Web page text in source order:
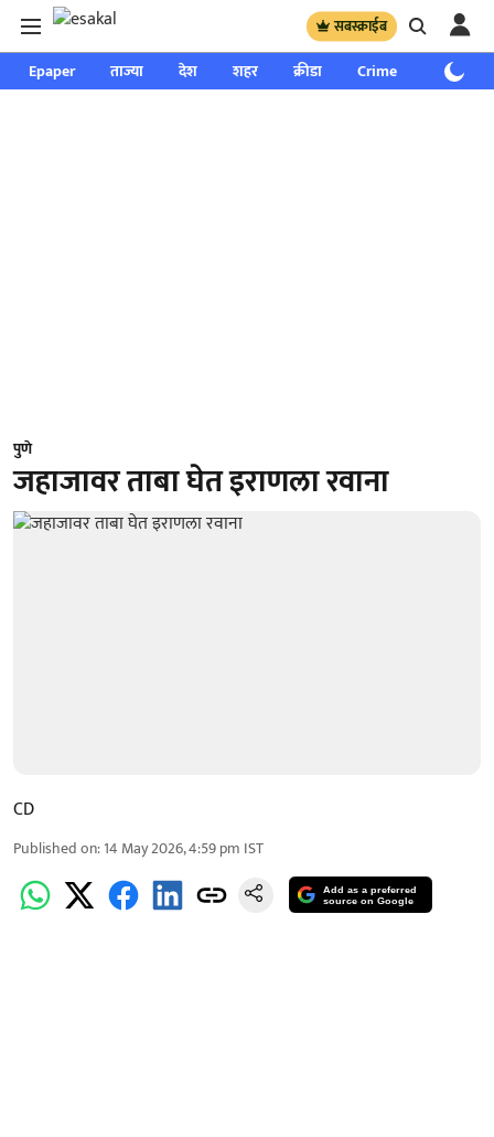
सबस्क्राईब
Epaper ताज्या देश शहर क्रीडा Crime साप्ताहिक
पुणे
जहाजावर ताबा घेत इराणला रवाना
CD
Published on:14 May 2026, 4:59 pm IST
Add as a preferred
source on Google